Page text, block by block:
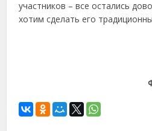
участников – все остались
хотим сделать его